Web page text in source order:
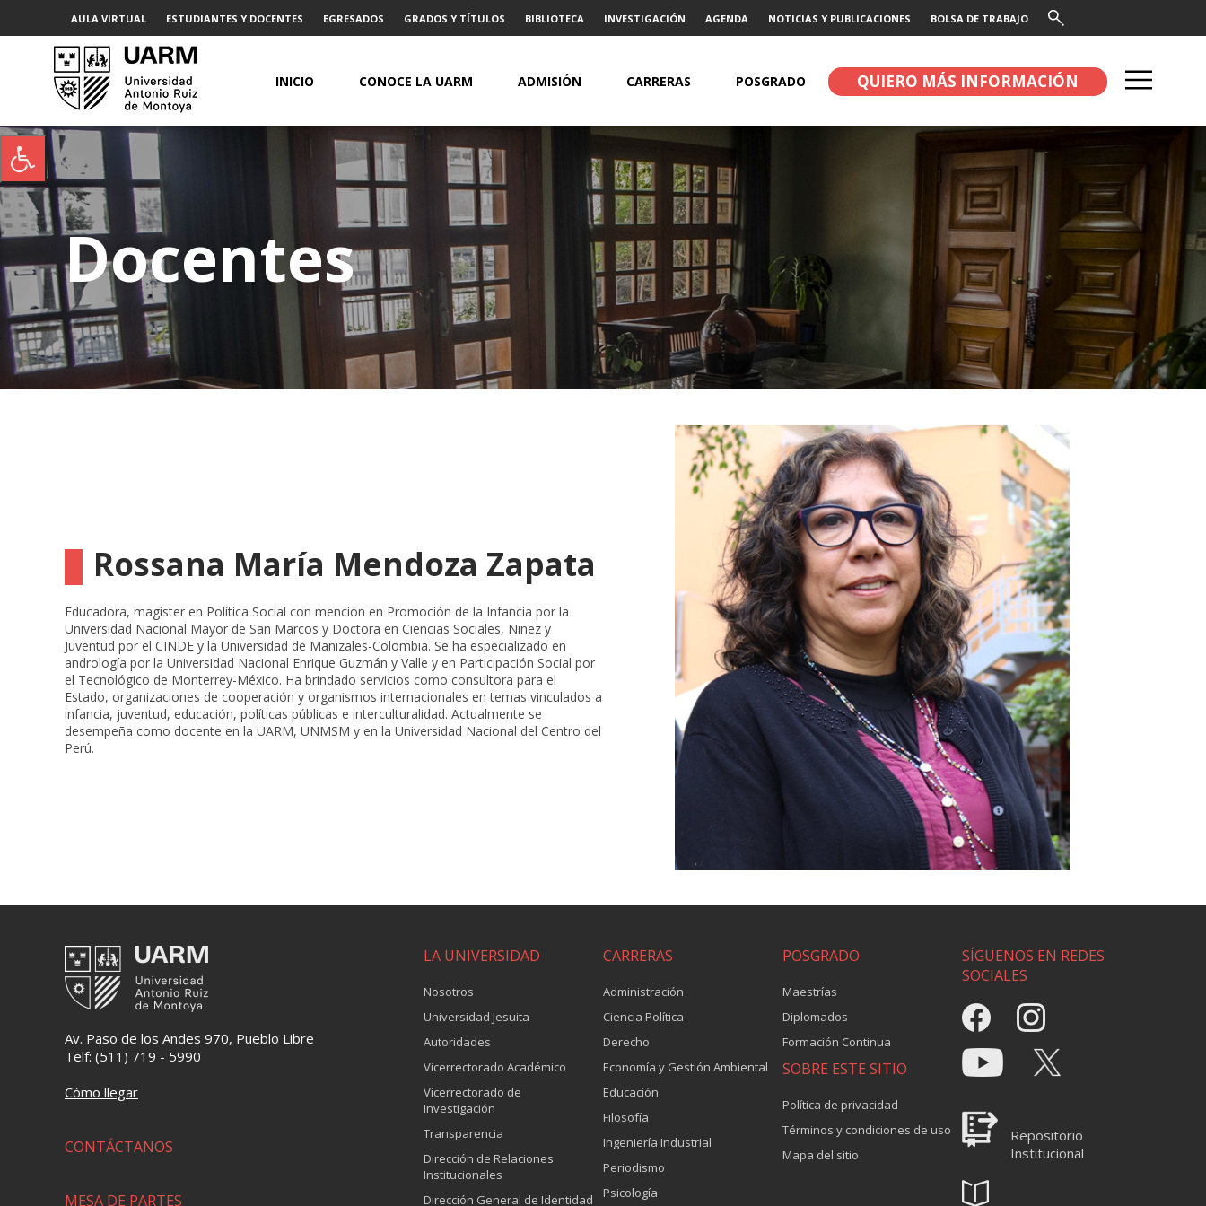
AULA VIRTUAL ESTUDIANTES Y DOCENTES EGRESADOS GRADOS Y TÍTULOS BIBLIOTECA INVESTIGACIÓN AGENDA NOTICIAS Y PUBLICACIONES BOLSA DE TRABAJO
INICIO CONOCE LA UARM ADMISIÓN CARRERAS POSGRADO QUIERO MÁS INFORMACIÓN
Docentes
Rossana María Mendoza Zapata
Educadora, magíster en Política Social con mención en Promoción de la Infancia por la
Universidad Nacional Mayor de San Marcos y Doctora en Ciencias Sociales, Niñez y
Juventud por el CINDE y la Universidad de Manizales-Colombia. Se ha especializado en
andrología por la Universidad Nacional Enrique Guzmán y Valle y en Participación Social por
el Tecnológico de Monterrey-México. Ha brindado servicios como consultora para el
Estado, organizaciones de cooperación y organismos internacionales en temas vinculados a
infancia, juventud, educación, políticas públicas e interculturalidad. Actualmente se
desempeña como docente en la UARM, UNMSM y en la Universidad Nacional del Centro del
Perú.
Av. Paso de los Andes 970, Pueblo Libre
Telf: (511) 719 - 5990
Cómo llegar
CONTÁCTANOS
MESA DE PARTES
LA UNIVERSIDAD
Nosotros
Universidad Jesuita
Autoridades
Vicerrectorado Académico
Vicerrectorado de
Investigación
Transparencia
Dirección de Relaciones
Institucionales
Dirección General de Identidad
CARRERAS
Administración
Ciencia Política
Derecho
Economía y Gestión Ambiental
Educación
Filosofía
Ingeniería Industrial
Periodismo
Psicología
POSGRADO
Maestrías
Diplomados
Formación Continua
SOBRE ESTE SITIO
Política de privacidad
Términos y condiciones de uso
Mapa del sitio
SÍGUENOS EN REDES
SOCIALES
Repositorio
Institucional